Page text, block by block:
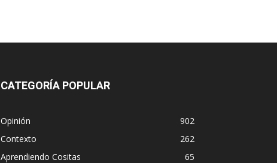
CATEGORÍA POPULAR
Opinión
902
Contexto
262
Aprendiendo Cositas
65